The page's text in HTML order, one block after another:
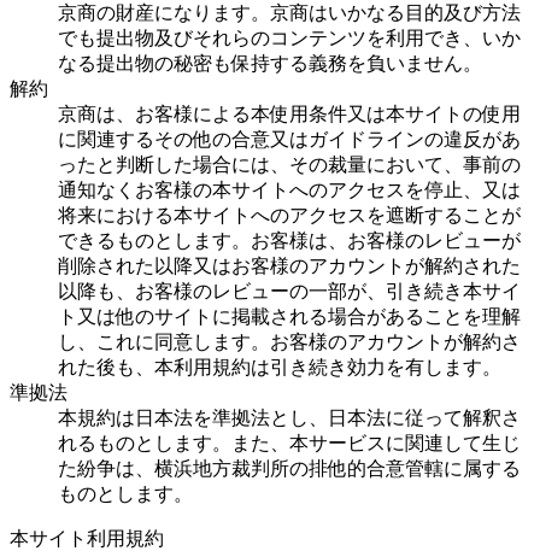
京商の財産になります。京商はいかなる目的及び方法
でも提出物及びそれらのコンテンツを利用でき、いか
なる提出物の秘密も保持する義務を負いません。
解約
京商は、お客様による本使用条件又は本サイトの使用
に関連するその他の合意又はガイドラインの違反があ
ったと判断した場合には、その裁量において、事前の
通知なくお客様の本サイトへのアクセスを停止、又は
将来における本サイトへのアクセスを遮断することが
できるものとします。お客様は、お客様のレビューが
削除された以降又はお客様のアカウントが解約された
以降も、お客様のレビューの一部が、引き続き本サイ
ト又は他のサイトに掲載される場合があることを理解
し、これに同意します。お客様のアカウントが解約さ
れた後も、本利用規約は引き続き効力を有します。
準拠法
本規約は日本法を準拠法とし、日本法に従って解釈さ
れるものとします。また、本サービスに関連して生じ
た紛争は、横浜地方裁判所の排他的合意管轄に属する
ものとします。
本サイト利用規約